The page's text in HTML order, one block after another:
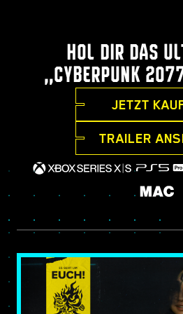
HOL DIR DAS
„CYBERPUNK
JETZT
TRAILER